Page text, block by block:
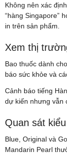
Không nên xác
“hàng Singapore”
in trên sản phẩm.
Xem thị
Bao thuốc dành
báo sức khỏe và
Cảnh báo tiếng
dự kiến nhưng vẫn
Quan sát
Blue, Original và
Mandarin Pearl